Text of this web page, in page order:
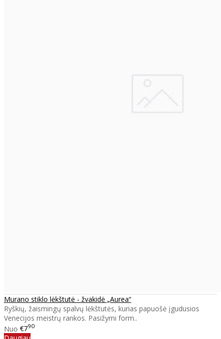
Murano stiklo lėkštutė - žvakidė „Aurea“
Ryškių, žaismingų spalvų lėkštutės, kurias papuošė įgudusios
Venecijos meistrų rankos. Pasižymi form..
Nuo €790